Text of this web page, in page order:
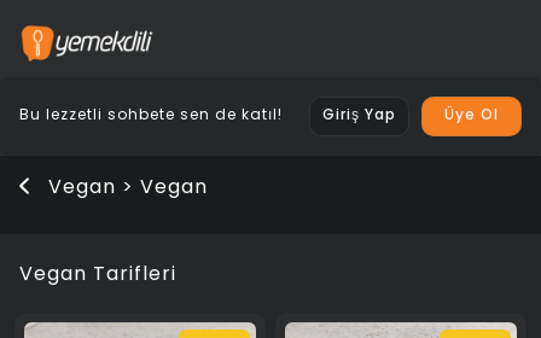
Bu lezzetli sohbete sen de katıl! Giriş Yap Üye Ol
Vegan > Vegan
Vegan Tarifleri